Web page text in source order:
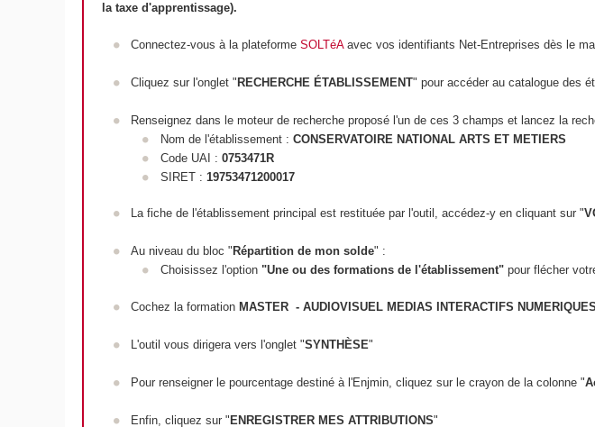
la taxe d'apprentissage).
Connectez-vous à la plateformeSOLTéAavec vos identifiants Net-Entreprises dès le
Cliquez sur l'onglet "RECHERCHE ÉTABLISSEMENT" pour accéder au catalogue des
Renseignez dans le moteur de recherche proposé l'un de ces 3 champs et lancez la
Nom de l'établissement : CONSERVATOIRE NATIONAL ARTS ET METIERS
Code UAI : 0753471R
SIRET : 19753471200017
La fiche de l'établissement principal est restituée par l'outil, accédez-y en cliquant sur "
Au niveau du bloc " Répartition de mon solde" :
Choisissez l'option"Une ou des formations de l'établissement" pour flécher
Cochez la formation MASTER - AUDIOVISUEL MEDIAS INTERACTIFS
L'outil vous dirigera vers l'onglet "SYNTHÈSE"
Pour renseigner le pourcentage destiné à l'Enjmin, cliquez sur le crayon de la colonne "
Enfin, cliquez sur "ENREGISTRER MES ATTRIBUTIONS"